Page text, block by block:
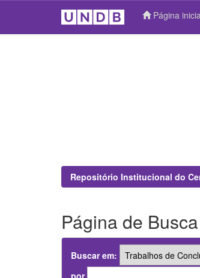
Página
Repositório Institucional do
Página de Busca
Buscar em:
por